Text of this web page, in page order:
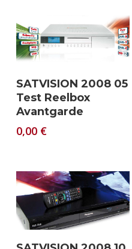
Download
SATVISION 2008 05
Test Reelbox
Avantgarde
0,00 €
Download